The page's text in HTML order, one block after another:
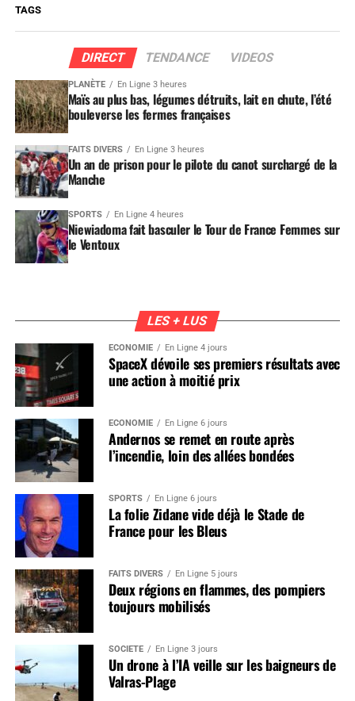
TAGS
DIRECT TENDANCE VIDEOS
PLANÈTE En Ligne 3 heures
Maïs au plus bas, légumes détruits, lait en chute, l’été
bouleverse les fermes françaises
FAITS DIVERS En Ligne 3 heures
Un an de prison pour le pilote du canot surchargé de la
Manche
SPORTS En Ligne 4 heures
Niewiadoma fait basculer le Tour de France Femmes sur
le Ventoux
LES + LUS
ÉCONOMIE En Ligne 4 jours
SpaceX dévoile ses premiers résultats avec
une action à moitié prix
ÉCONOMIE En Ligne 6 jours
Andernos se remet en route après
l’incendie, loin des allées bondées
SPORTS En Ligne 6 jours
La folie Zidane vide déjà le Stade de
France pour les Bleus
FAITS DIVERS En Ligne 5 jours
Deux régions en flammes, des pompiers
toujours mobilisés
SOCIÉTÉ En Ligne 3 jours
Un drone à l’IA veille sur les baigneurs de
Valras-Plage